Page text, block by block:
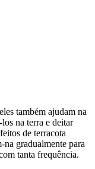
também ajudam na
na terra e deitar
de terracota
na gradualmente para
tanta frequência.